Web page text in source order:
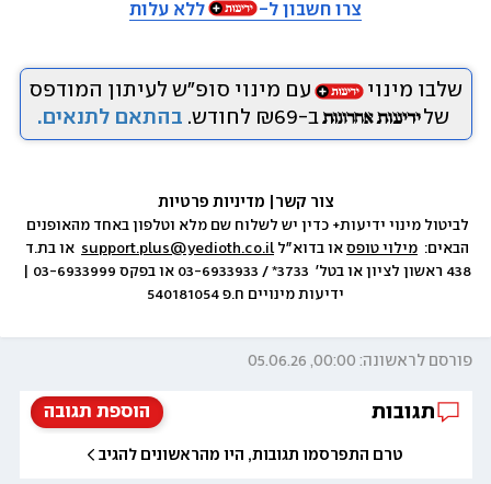
צרו חשבון ל-
ללא עלות
שלבו מינוי
עם מינוי סופ״ש לעיתון המודפס
של
ב-₪69 לחודש. בהתאם לתנאים.
צור קשר
הבאים: מילוי טופס או בדוא״ל support.plus@yedioth.co.il
ידיעות מינויים ח.פ 540181054
פורסם לראשונה: 00:00, 05.06.26
הוספת תגובה תגובות
טרם התפרסמו תגובות, היו מהראשונים להגיב